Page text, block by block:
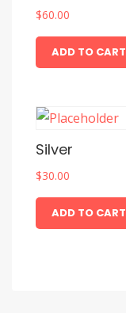
$60.00
ADD TO CART
Silver
$30.00
ADD TO CART